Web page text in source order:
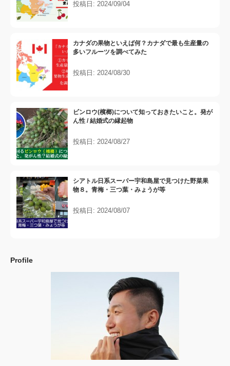
投稿日: 2024/09/04
カナダの果物といえば何？カナダで最も生産量の
多いフルーツを調べてみた
投稿日: 2024/08/30
ビンロウ(檳榔)について知っておきたいこと。発が
ん性 / 結婚式の縁起物
投稿日: 2024/08/27
シアトル日系スーパー宇和島屋で見つけた野菜果
物８。青梅・三つ葉・みょうが等
投稿日: 2024/08/07
Profile